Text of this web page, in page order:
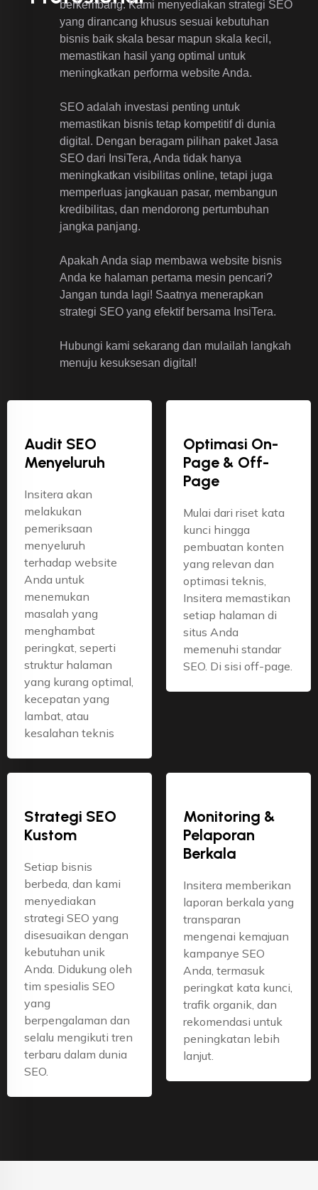
berkembang. Kami menyediakan strategi SEO
yang dirancang khusus sesuai kebutuhan
bisnis baik skala besar mapun skala kecil,
memastikan hasil yang optimal untuk
meningkatkan performa website Anda.
SEO adalah investasi penting untuk
memastikan bisnis tetap kompetitif di dunia
digital. Dengan beragam pilihan paket Jasa
SEO dari InsiTera, Anda tidak hanya
meningkatkan visibilitas online, tetapi juga
memperluas jangkauan pasar, membangun
kredibilitas, dan mendorong pertumbuhan
jangka panjang.
Apakah Anda siap membawa website bisnis
Anda ke halaman pertama mesin pencari?
Jangan tunda lagi! Saatnya menerapkan
strategi SEO yang efektif bersama InsiTera.
Hubungi kami sekarang dan mulailah langkah
menuju kesuksesan digital!
Audit SEO
Menyeluruh
Insitera akan
melakukan
pemeriksaan
menyeluruh
terhadap website
Anda untuk
menemukan
masalah yang
menghambat
peringkat, seperti
struktur halaman
yang kurang optimal,
kecepatan yang
lambat, atau
kesalahan teknis
Optimasi On-
Page & Off-
Page
Mulai dari riset kata
kunci hingga
pembuatan konten
yang relevan dan
optimasi teknis,
Insitera memastikan
setiap halaman di
situs Anda
memenuhi standar
SEO. Di sisi off-page.
Strategi SEO
Kustom
Setiap bisnis
berbeda, dan kami
menyediakan
strategi SEO yang
disesuaikan dengan
kebutuhan unik
Anda. Didukung oleh
tim spesialis SEO
yang
berpengalaman dan
selalu mengikuti tren
terbaru dalam dunia
SEO.
Monitoring &
Pelaporan
Berkala
Insitera memberikan
laporan berkala yang
transparan
mengenai kemajuan
kampanye SEO
Anda, termasuk
peringkat kata kunci,
trafik organik, dan
rekomendasi untuk
peningkatan lebih
lanjut.